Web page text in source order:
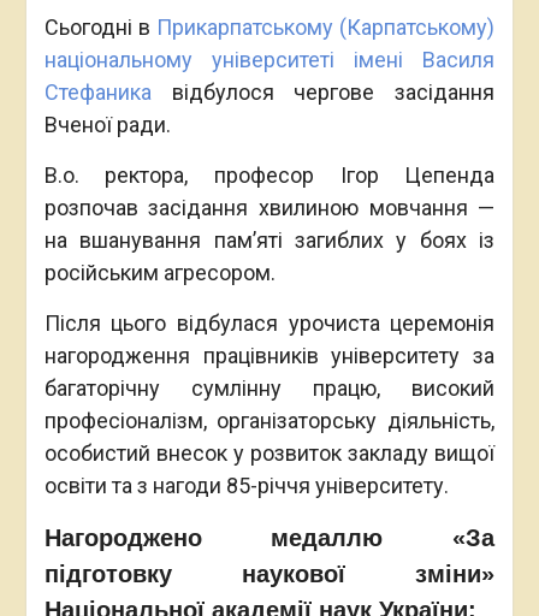
Сьогодні в Прикарпатському (Карпатському)
національному університеті імені Василя
Стефаника відбулося чергове засідання
Вченої ради.
В.о. ректора, професор Ігор Цепенда
розпочав засідання хвилиною мовчання —
на вшанування пам’яті загиблих у боях із
російським агресором.
Після цього відбулася урочиста церемонія
нагородження працівників університету за
багаторічну сумлінну працю, високий
професіоналізм, організаторську діяльність,
особистий внесок у розвиток закладу вищої
освіти та з нагоди 85-річчя університету.
Нагороджено медаллю «За
підготовку наукової зміни»
Національної академії наук України: